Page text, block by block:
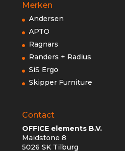
Merken
Andersen
APTO
Ragnars
Randers + Radius
SiS Ergo
Skipper Furniture
Contact
OFFICE elements B.V.
Maidstone 8
5026 SK Tilburg